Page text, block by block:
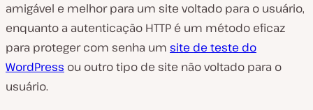
amigável e melhor para um site voltado para o usuário,
enquanto a autenticação HTTP é um método eficaz
para proteger com senha um site de teste do
WordPress ou outro tipo de site não voltado para o
usuário.